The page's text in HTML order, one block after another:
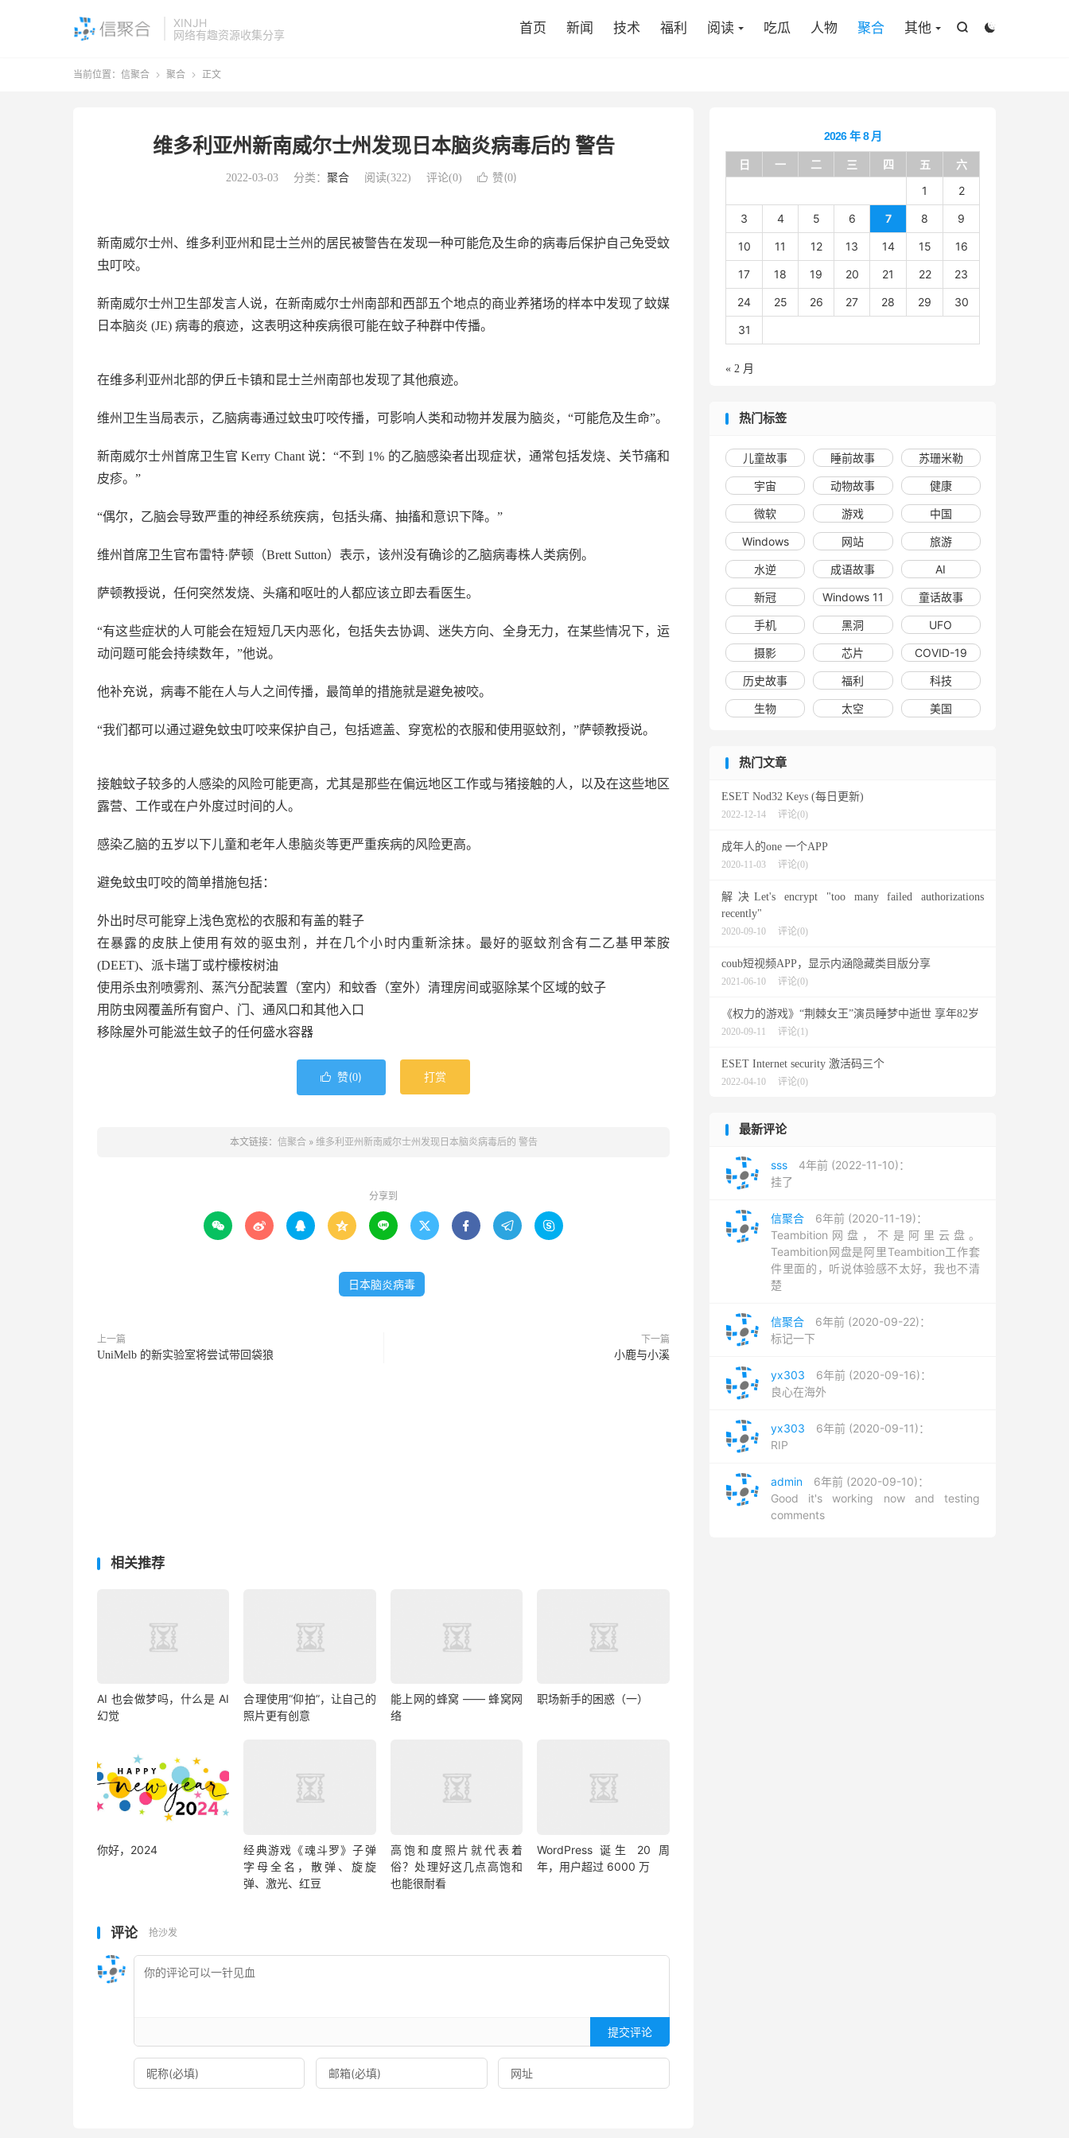
XINJH
网络有趣资源收集分享


首页 新闻 技术 福利 阅读 吃瓜 人物 聚合 其他
当前位置： 信聚合  聚合  正文
维多利亚州新南威尔士州发现日本脑炎病毒后的 警告
2022-03-03 分类： 聚合 阅读(322) 评论(0)  赞(0)
新南威尔士州、维多利亚州和昆士兰州的居民被警告在发现一种可能危及生命的病毒后保护自己免受蚊
虫叮咬。
新南威尔士州卫生部发言人说，在新南威尔士州南部和西部五个地点的商业养猪场的样本中发现了蚊媒
日本脑炎 (JE) 病毒的痕迹，这表明这种疾病很可能在蚊子种群中传播。
在维多利亚州北部的伊丘卡镇和昆士兰州南部也发现了其他痕迹。
维州卫生当局表示，乙脑病毒通过蚊虫叮咬传播，可影响人类和动物并发展为脑炎，“可能危及生命”。
新南威尔士州首席卫生官 Kerry Chant 说：“不到 1% 的乙脑感染者出现症状，通常包括发烧、关节痛和
皮疹。”
“偶尔，乙脑会导致严重的神经系统疾病，包括头痛、抽搐和意识下降。”
维州首席卫生官布雷特·萨顿（Brett Sutton）表示，该州没有确诊的乙脑病毒株人类病例。
萨顿教授说，任何突然发烧、头痛和呕吐的人都应该立即去看医生。
“有这些症状的人可能会在短短几天内恶化，包括失去协调、迷失方向、全身无力，在某些情况下，运
动问题可能会持续数年，”他说。
他补充说，病毒不能在人与人之间传播，最简单的措施就是避免被咬。
“我们都可以通过避免蚊虫叮咬来保护自己，包括遮盖、穿宽松的衣服和使用驱蚊剂，”萨顿教授说。
接触蚊子较多的人感染的风险可能更高，尤其是那些在偏远地区工作或与猪接触的人，以及在这些地区
露营、工作或在户外度过时间的人。
感染乙脑的五岁以下儿童和老年人患脑炎等更严重疾病的风险更高。
避免蚊虫叮咬的简单措施包括：
外出时尽可能穿上浅色宽松的衣服和有盖的鞋子
在暴露的皮肤上使用有效的驱虫剂，并在几个小时内重新涂抹。最好的驱蚊剂含有二乙基甲苯胺
(DEET)、派卡瑞丁或柠檬桉树油
使用杀虫剂喷雾剂、蒸汽分配装置（室内）和蚊香（室外）清理房间或驱除某个区域的蚊子
用防虫网覆盖所有窗户、门、通风口和其他入口
移除屋外可能滋生蚊子的任何盛水容器
 赞(0) 打赏
本文链接： 信聚合» 维多利亚州新南威尔士州发现日本脑炎病毒后的 警告
分享到
        
日本脑炎病毒
上一篇
UniMelb 的新实验室将尝试带回袋狼
下一篇
小鹿与小溪
相关推荐
AI 也会做梦吗，什么是 AI
幻觉
合理使用“仰拍”，让自己的
照片更有创意
能上网的蜂窝 —— 蜂窝网
络
职场新手的困惑（一）
你好，2024
经典游戏《魂斗罗》子弹
字母全名，散弹、旋旋
弹、激光、红豆
高饱和度照片就代表着
俗？处理好这几点高饱和
也能很耐看
WordPress 诞生 20 周
年，用户超过 6000 万
评论 抢沙发
提交评论
2026 年 8 月
日 一 二 三 四 五
六
1
2
3 4 5 6 7 8 9
10 11 12 13 14 15 16
17 18 19 20 21 22 23
24 25 26 27 28 29 30
31
« 2 月
热门标签
儿童故事 睡前故事 苏珊米勒
宇宙 动物故事 健康
微软 游戏 中国
Windows 网站 旅游
水逆 成语故事 AI
新冠 Windows 11 童话故事
手机 黑洞 UFO
摄影 芯片 COVID-19
历史故事 福利 科技
生物 太空 美国
热门文章
ESET Nod32 Keys (每日更新)
2022-12-14 评论(0)
成年人的one 一个APP
2020-11-03 评论(0)
解决Let's encrypt "too many failed authorizations
recently"
2020-09-10 评论(0)
coub短视频APP，显示内涵隐藏类目版分享
2021-06-10 评论(0)
《权力的游戏》“荆棘女王”演员睡梦中逝世 享年82岁
2020-09-11 评论(1)
ESET Internet security 激活码三个
2022-04-10 评论(0)
最新评论
sss
4年前 (2022-11-10)：
挂了
信聚合
6年前 (2020-11-19)：
Teambition网盘，不是阿里云盘。
Teambition网盘是阿里Teambition工作套
件里面的，听说体验感不太好，我也不清
楚
信聚合
6年前 (2020-09-22)：
标记一下
yx303
6年前 (2020-09-16)：
良心在海外
yx303
6年前 (2020-09-11)：
RIP
admin
6年前 (2020-09-10)：
Good it's working now and testing
comments